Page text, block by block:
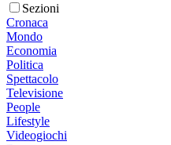
Sezioni
Cronaca
Mondo
Economia
Politica
Spettacolo
Televisione
People
Lifestyle
Videogiochi